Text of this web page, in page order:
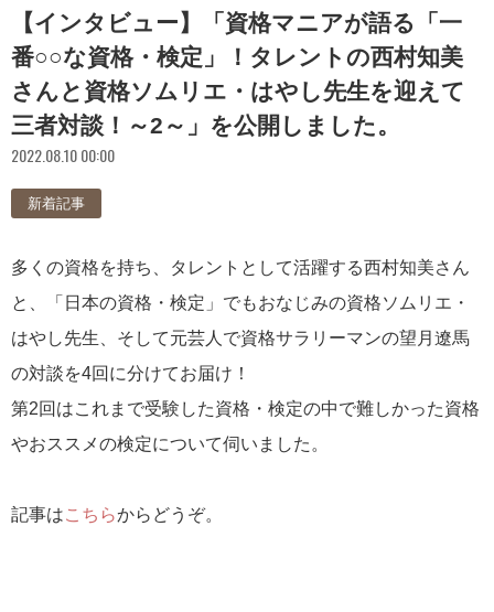
【インタビュー】「資格マニアが語る「一
番○○な資格・検定」！タレントの西村知美
さんと資格ソムリエ・はやし先生を迎えて
三者対談！～2～」を公開しました。
2022.08.10 00:00
新着記事
多くの資格を持ち、タレントとして活躍する西村知美さん
と、「日本の資格・検定」でもおなじみの資格ソムリエ・
はやし先生、そして元芸人で資格サラリーマンの望月遼馬
の対談を4回に分けてお届け！
第2回はこれまで受験した資格・検定の中で難しかった資格
やおススメの検定について伺いました。
記事はこちらからどうぞ。